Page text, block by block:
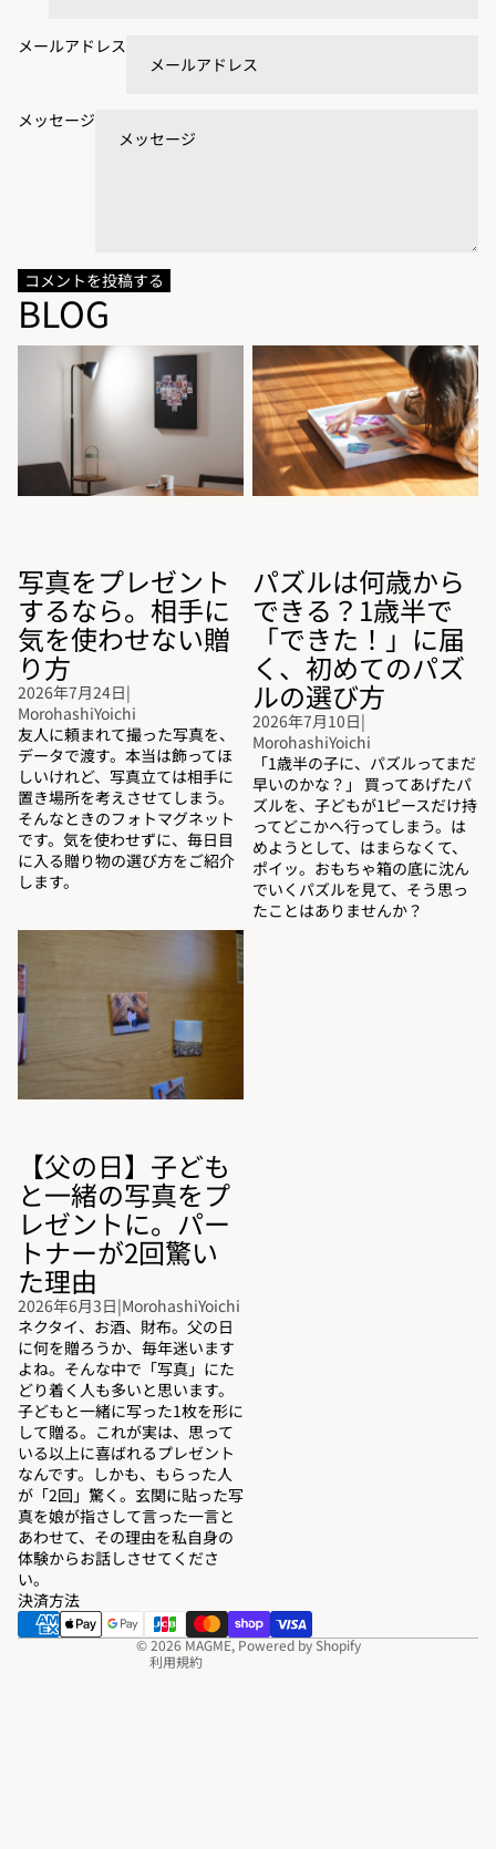
メールアドレス
メッセージ
コメントを投稿する
BLOG
写真をプレゼントするなら。相
手に気を使わせない贈り方
写真をプレゼント
するなら。相手に
気を使わせない贈
り方
2026年7月24日|
MorohashiYoichi
友人に頼まれて撮った写真を、
データで渡す。本当は飾ってほ
しいけれど、写真立ては相手に
置き場所を考えさせてしまう。
そんなときのフォトマグネット
です。気を使わせずに、毎日目
に入る贈り物の選び方をご紹介
します。
パズルは何歳からできる？1歳半
で「できた！」に届く、初めて
のパズルの選び方
パズルは何歳から
できる？1歳半で
「できた！」に届
く、初めてのパズ
ルの選び方
2026年7月10日|
MorohashiYoichi
「1歳半の子に、パズルってまだ
早いのかな？」 買ってあげたパ
ズルを、子どもが1ピースだけ持
ってどこかへ行ってしまう。は
めようとして、はまらなくて、
ポイッ。おもちゃ箱の底に沈ん
でいくパズルを見て、そう思っ
たことはありませんか？
【父の日】子どもと一緒の写真
をプレゼントに。パートナーが2
回驚いた理由
【父の日】子ども
と一緒の写真をプ
レゼントに。パー
トナーが2回驚い
た理由
2026年6月3日|MorohashiYoichi
ネクタイ、お酒、財布。父の日
に何を贈ろうか、毎年迷います
よね。そんな中で「写真」にた
どり着く人も多いと思います。
子どもと一緒に写った1枚を形に
して贈る。これが実は、思って
いる以上に喜ばれるプレゼント
なんです。しかも、もらった人
が「2回」驚く。玄関に貼った写
真を娘が指さして言った一言と
あわせて、その理由を私自身の
体験からお話しさせてくださ
い。
決済方法
© 2026MAGME, Powered by Shopify
利用規約
返金ポリシー
プライバシーポリシー
利用規約
配送ポリシー
連絡先情報
特定商取引法に基づく表記